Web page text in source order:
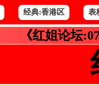
经典:香港区 表
《红姐论坛